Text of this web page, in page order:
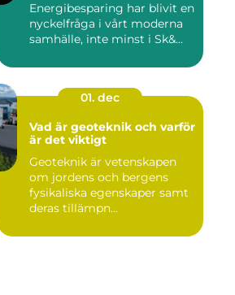
Energibesparing har blivit en
nyckelfråga i vårt moderna
samhälle, inte minst i Sk&...
01. dec
Vad är geoteknik och varför
är det viktigt
Geoteknik är vetenskapen
om jordens och bergens
fysikaliska egenskaper samt
deras tillämpn...